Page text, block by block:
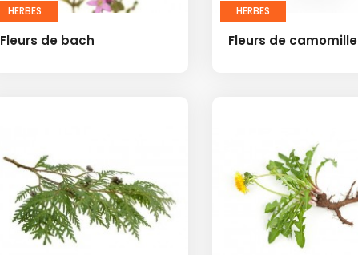
HERBES
Fleurs de bach
HERBES
Fleurs de camomille